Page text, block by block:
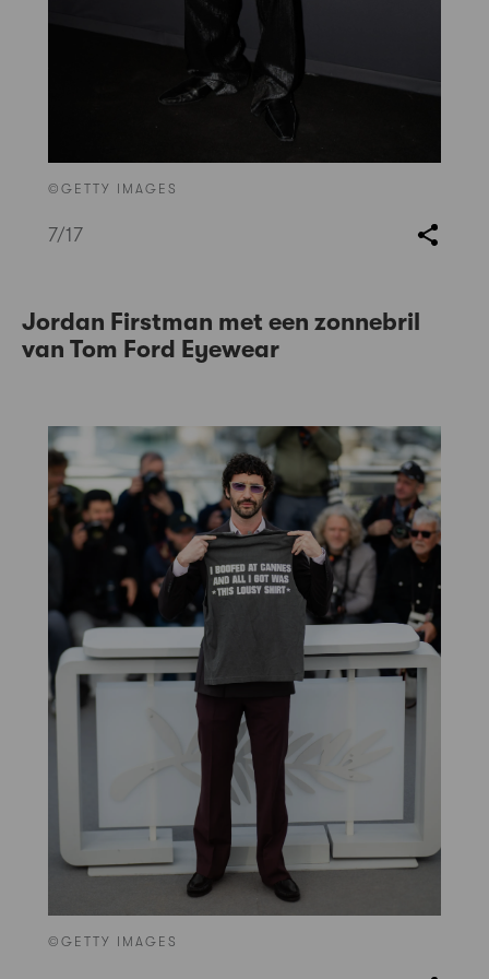
©GETTY IMAGES
7/17
Jordan Firstman met een zonnebril
van Tom Ford Eyewear
©GETTY IMAGES